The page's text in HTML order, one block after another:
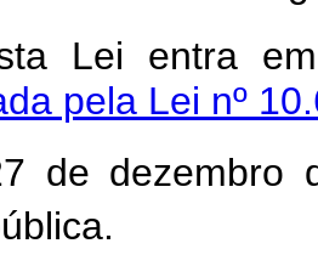
Lei entra
pela Lei nº
de dezembro